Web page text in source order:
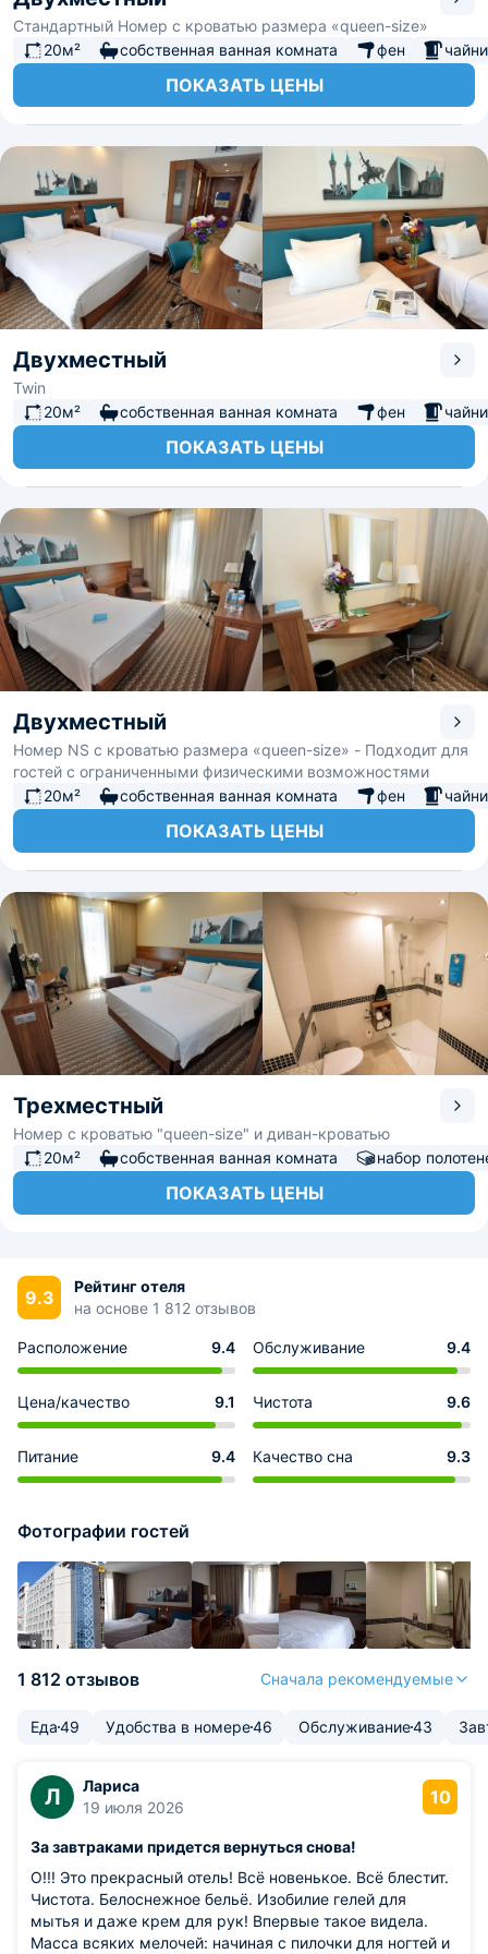
Стандартный Номер с кроватью размера «queen-size»
20м²
собственная ванная комната фен
ПОКАЗАТЬ ЦЕНЫ
Двухместный
Twin
20м²
собственная ванная комната фен
ПОКАЗАТЬ ЦЕНЫ
Двухместный
Номер NS с кроватью размера «queen-size» - Подходит для
гостей с ограниченными физическими возможностями
20м²
собственная ванная комната фен
ПОКАЗАТЬ ЦЕНЫ
Трехместный
Номер с кроватью "queen-size" и диван-кроватью
20м²
собственная ванная комната набор
ПОКАЗАТЬ ЦЕНЫ
9.3
Рейтинг отеля
на основе 1 812 отзывов
Расположение 9.4 Обслуживание 9.4
Цена/качество 9.1 Чистота 9.6
Питание 9.4 Качество сна 9.3
Фотографии гостей
1 812 отзывов Сначала рекомендуемые
Еда49 Удобства в номере46 Обслуживание43
Л
Лариса
19 июля 2026
10
За завтраками придется вернуться снова!
О!!! Это прекрасный отель! Всё новенькое. Всё блестит.
Чистота. Белоснежное бельё. Изобилие гелей для
мытья и даже крем для рук! Впервые такое видела.
Масса всяких мелочей: начиная с пилочки для ногтей и